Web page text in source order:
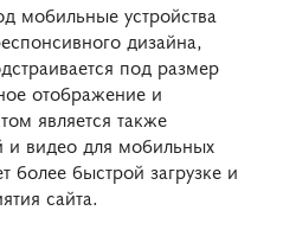
мобильные устройства
дизайна,
под размер
отображение и
является также
и видео для мобильных
более быстрой загрузке и
сайта.